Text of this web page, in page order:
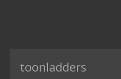
toonladders